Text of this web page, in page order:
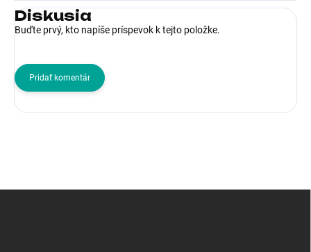
Diskusia
Buďte prvý, kto napíše príspevok k tejto položke.
Pridať komentár